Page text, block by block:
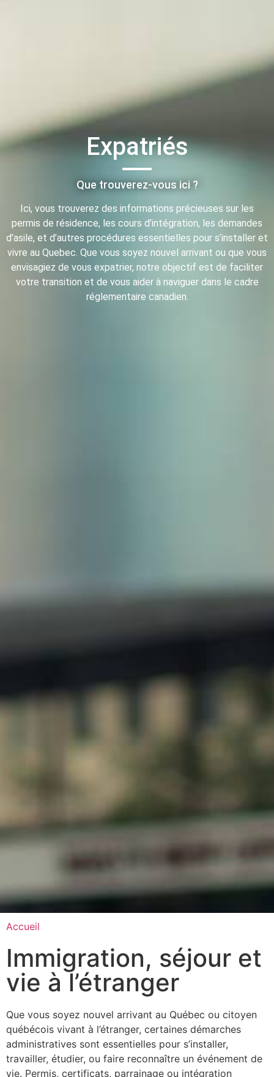
Expatriés
Que trouverez-vous ici ?
Ici, vous trouverez des informations précieuses sur les
permis de résidence, les cours d’intégration, les demandes
d’asile, et d’autres procédures essentielles pour s’installer et
vivre au Quebec. Que vous soyez nouvel arrivant ou que vous
envisagiez de vous expatrier, notre objectif est de faciliter
votre transition et de vous aider à naviguer dans le cadre
réglementaire canadien.
Accueil
Immigration, séjour et
vie à l’étranger
Que vous soyez nouvel arrivant au Québec ou citoyen
québécois vivant à l’étranger, certaines démarches
administratives sont essentielles pour s’installer,
travailler, étudier, ou faire reconnaître un événement de
vie. Permis, certificats, parrainage ou intégration